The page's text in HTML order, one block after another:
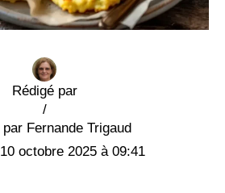
Rédigé par
Fernande Trigaud
/
10 octobre 2025 à 09:41